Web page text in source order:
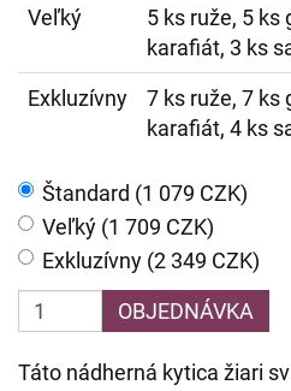
Veľký
5 ks ruže, 5 ks
karafiát, 3 ks
Exkluzívny
7 ks ruže, 7 ks
karafiát, 4 ks
Štandard (1 079 CZK)
Veľký (1 709 CZK)
Exkluzívny (2 349 CZK)
OBJEDNÁVKA
Táto nádherná kytica žiari